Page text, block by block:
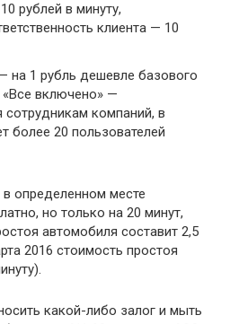
рублей в минуту,
клиента — 10
на 1 рубль дешевле базового
включено» —
сотрудникам компаний, в
более 20 пользователей
определенном месте
но только на 20 минут,
автомобиля составит 2,5
2016 стоимость простоя
какой-либо залог и мыть